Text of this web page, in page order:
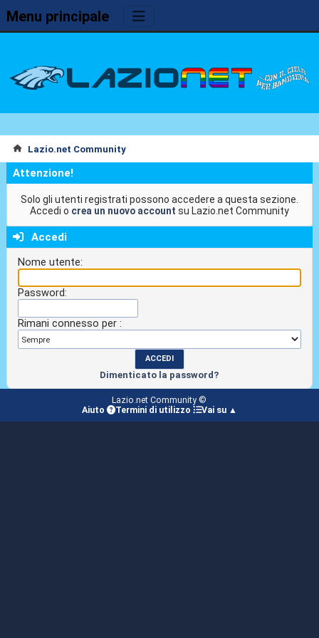
Menu principale
Lazio.net Community
Attenzione!
Solo gli utenti registrati possono accedere a questa sezione.
Accedi o crea un nuovo account su Lazio.net Community
Accedi
Nome utente:
Password:
Rimani connesso per :
Dimenticato la password?
Lazio.net Community ©
Aiuto
Termini di utilizzo Vai su ▲